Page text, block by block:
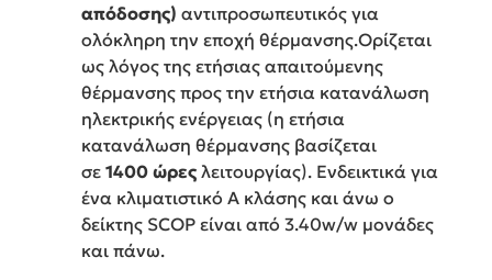
απόδοσης) αντιπροσωπευτικός για
ολόκληρη την εποχή θέρμανσης.Ορίζεται
ως λόγος της ετήσιας απαιτούμενης
θέρμανσης προς την ετήσια κατανάλωση
ηλεκτρικής ενέργειας (η ετήσια
κατανάλωση θέρμανσης βασίζεται
σε 1400 ώρες λειτουργίας). Ενδεικτικά για
ένα κλιματιστικό Α κλάσης και άνω ο
δείκτης SCOP είναι από 3.40w/w μονάδες
και πάνω.